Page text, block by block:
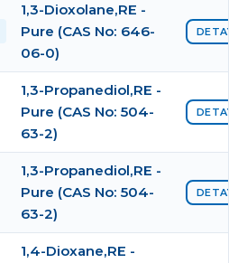
1,3-Dioxolane,RE -
Pure (CAS No: 646-
06-0)
DETAYI
1,3-Propanediol,RE -
Pure (CAS No: 504-
63-2)
DETAYI
1,3-Propanediol,RE -
Pure (CAS No: 504-
63-2)
DETAYI
1,4-Dioxane,RE -